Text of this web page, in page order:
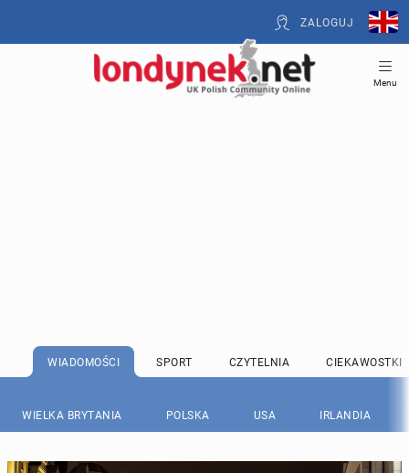
ZALOGUJ
Menu
WIADOMOŚCI SPORT CZYTELNIA CIEKAWOSTKI
WIELKA BRYTANIA POLSKA USA IRLANDIA